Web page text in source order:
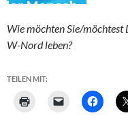
Wie möchten Sie/
W-Nord leben?
TEILEN MIT: